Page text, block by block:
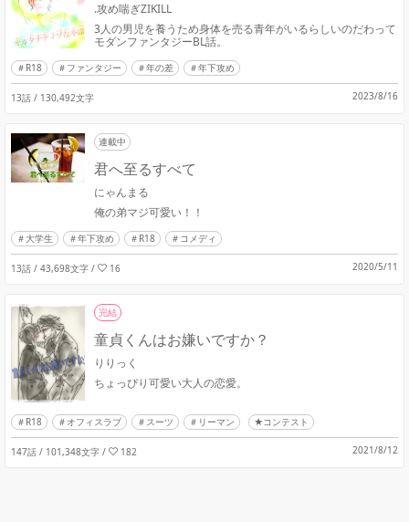
.攻め喘ぎZIKILL
3人の男児を養うため身体を売る青年がいるらしいのだわって
モダンファンタジーBL話。
R18 ファンタジー 年の差 年下攻め
13話 / 130,492文字 2023/8/16
連載中
君へ至るすべて
にゃんまる
俺の弟マジ可愛い！！
大学生 年下攻め R18 コメディ
13話 / 43,698文字 / 16 2020/5/11
完結
童貞くんはお嫌いですか？
りりっく
ちょっぴり可愛い大人の恋愛。
R18 オフィスラブ スーツ リーマン ★コンテスト
147話 / 101,348文字 / 182 2021/8/12